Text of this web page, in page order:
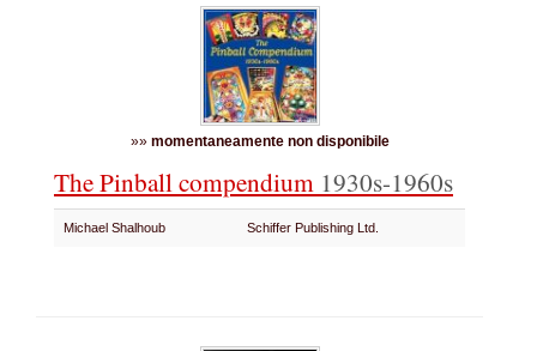
»» momentaneamente non disponibile
The Pinball compendium 1930s-1960s
Michael Shalhoub Schiffer Publishing Ltd.